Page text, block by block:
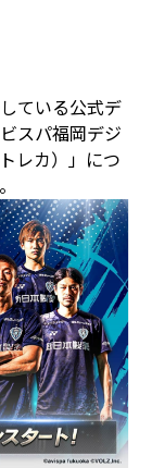
ている公式デ
スパ福岡デジ
レカ）」につ